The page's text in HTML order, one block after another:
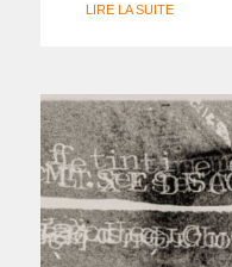
LIRE LA SUITE